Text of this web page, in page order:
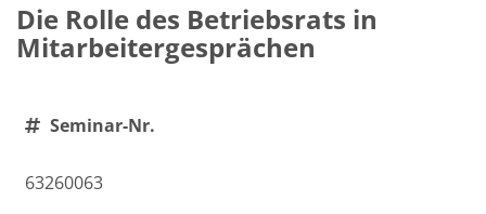
Die Rolle des Betriebsrats in
Mitarbeitergesprächen
Seminar-Nr.
63260063